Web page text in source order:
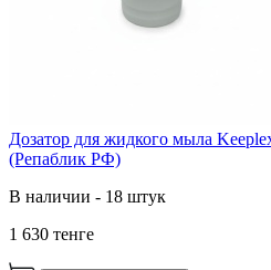
Дозатор для жидкого мыла
(Репаблик РФ)
В наличии - 18 штук
1 630 тенге